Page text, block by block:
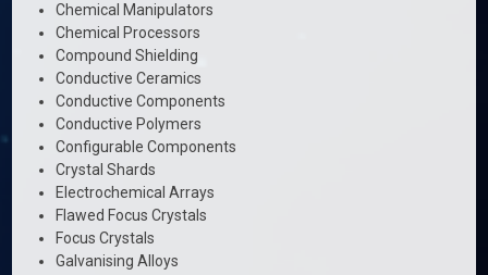
Chemical Manipulators
Chemical Processors
Compound Shielding
Conductive Ceramics
Conductive Components
Conductive Polymers
Configurable Components
Crystal Shards
Electrochemical Arrays
Flawed Focus Crystals
Focus Crystals
Galvanising Alloys